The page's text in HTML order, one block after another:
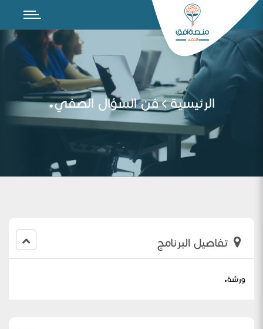
الرئيسية فن السّؤال الصفي.
تفاصيل البرنامج
ورشة.